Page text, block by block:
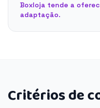
Boxloja tende a
adaptação.
Critérios de